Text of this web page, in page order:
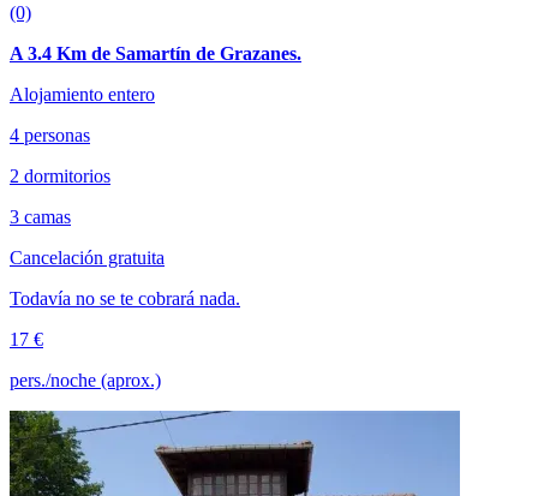
(0)
A 3.4 Km de Samartín de Grazanes.
Alojamiento entero
4 personas
2 dormitorios
3 camas
Cancelación gratuita
Todavía no se te cobrará nada.
17 €
pers./noche (aprox.)